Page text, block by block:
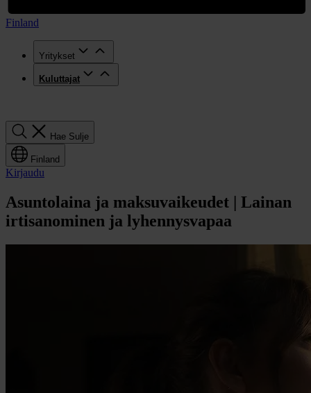
Finland
Yritykset
Kuluttajat
Hae Sulje
Finland
Kirjaudu
Asuntolaina ja maksuvaikeudet | Lainan
irtisanominen ja lyhennysvapaa